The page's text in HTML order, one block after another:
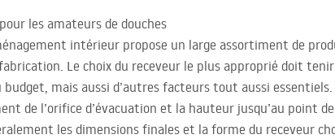
les amateurs de douches
intérieur propose un large assortiment de
Le choix du receveur le plus approprié doit
budget, mais aussi d’autres facteurs tout aussi
de l’orifice d’évacuation et la hauteur jusqu’au point
les dimensions finales et la forme du receveur